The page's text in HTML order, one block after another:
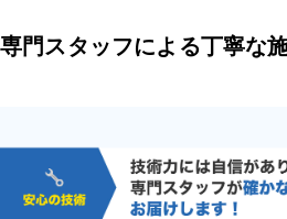
専門スタッフによる丁寧な